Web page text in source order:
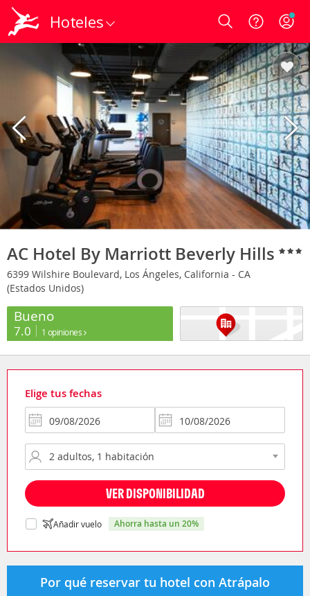
Hoteles Login
AC Hotel By Marriott Beverly Hills
6399 Wilshire Boulevard, Los Ángeles, California - CA
(Estados Unidos)
Bueno
7.0 1 opiniones
Elige tus fechas
VER DISPONIBILIDAD
Añadir vuelo ahorra hasta un 20%
Por qué reservar tu hotel con Atrápalo